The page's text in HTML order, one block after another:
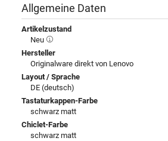
Allgemeine Daten
Artikelzustand
Neu
Hersteller
Originalware direkt von Lenovo
Layout / Sprache
DE (deutsch)
Tastaturkappen-Farbe
schwarz matt
Chiclet-Farbe
schwarz matt